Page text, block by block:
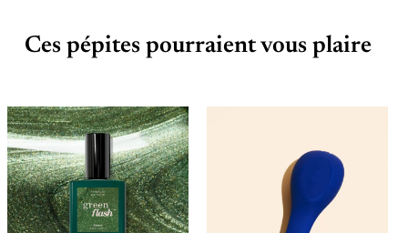
Ces pépites pourraient vous plaire